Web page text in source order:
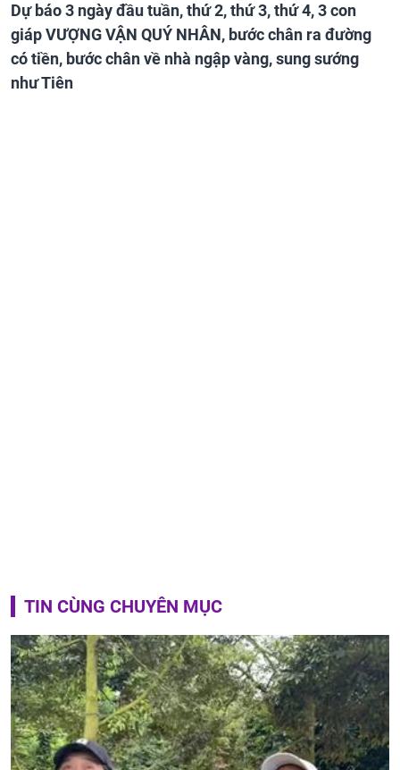
Dự báo 3 ngày đầu tuần, thứ 2, thứ 3, thứ 4, 3 con
giáp VƯỢNG VẬN QUÝ NHÂN, bước chân ra đường
có tiền, bước chân về nhà ngập vàng, sung sướng
như Tiên
TIN CÙNG CHUYÊN MỤC